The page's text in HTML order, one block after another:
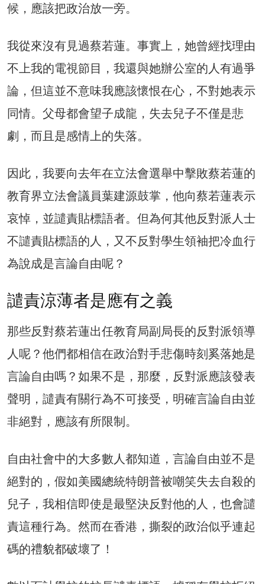
候，應該把政治放一旁。
我從來沒有見過蔡若蓮。事實上，她曾經找理由
不上我的電視節目，我還與她辦公室的人有過爭
論，但這並不意味我應該懷恨在心，不對她表示
同情。父母都會望子成龍，失去兒子不僅是悲
劇，而且是感情上的失落。
因此，我要向去年在立法會選舉中擊敗蔡若蓮的
教育界立法會議員葉建源鼓掌，他向蔡若蓮表示
哀悼，並譴責貼標語者。但為何其他反對派人士
不譴責貼標語的人，又不反對學生領袖把冷血行
為說成是言論自由呢？
譴責涼薄者是應有之義
那些反對蔡若蓮出任教育局副局長的反對派領導
人呢？他們都相信在政治對手悲傷時刻奚落她是
言論自由嗎？如果不是，那麼，反對派應該發表
聲明，譴責有關行為不可接受，明確言論自由並
非絕對，應該有所限制。
自由社會中的大多數人都知道，言論自由並不是
絕對的，假如美國總統特朗普被嘲笑失去自殺的
兒子，我相信即使是最堅決反對他的人，也會譴
責這種行為。然而在香港，撕裂的政治似乎連起
碼的禮貌都破壞了！